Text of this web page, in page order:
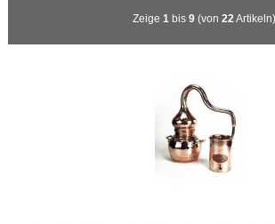
Zeige 1 bis 9(von 22 Artikeln)